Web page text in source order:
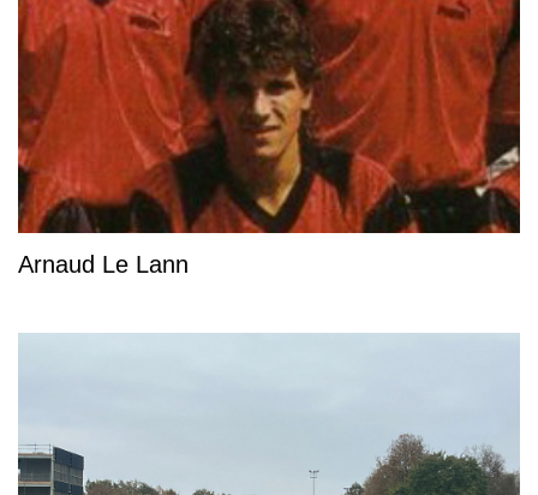
Arnaud Le Lann